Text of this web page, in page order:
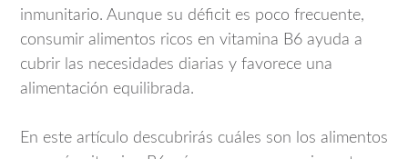
inmunitario. Aunque su déficit es poco frecuente,
consumir alimentos ricos en vitamina B6 ayuda a
cubrir las necesidades diarias y favorece una
alimentación equilibrada.
En este artículo descubrirás cuáles son los alimentos